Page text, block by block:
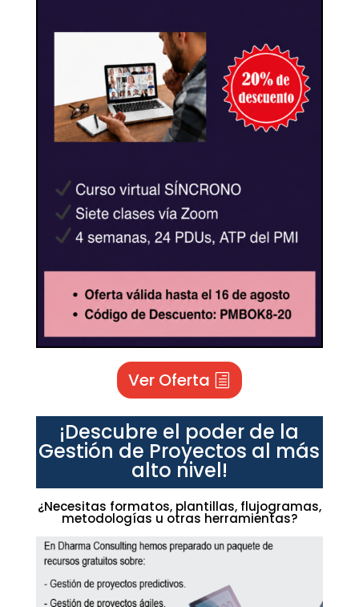
Ver Oferta
¡Descubre el poder de la
Gestión de Proyectos al más
alto nivel!
¿Necesitas formatos, plantillas, flujogramas,
metodologías u otras herramientas?